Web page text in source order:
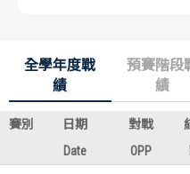
全學年度戰
績
預賽階段
績
賽別 日期 對戰
Date
OPP